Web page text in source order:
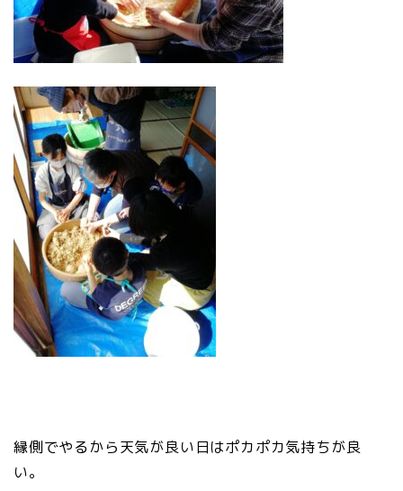
縁側でやるから天気が良い日はポカポカ気持ちが良
い。